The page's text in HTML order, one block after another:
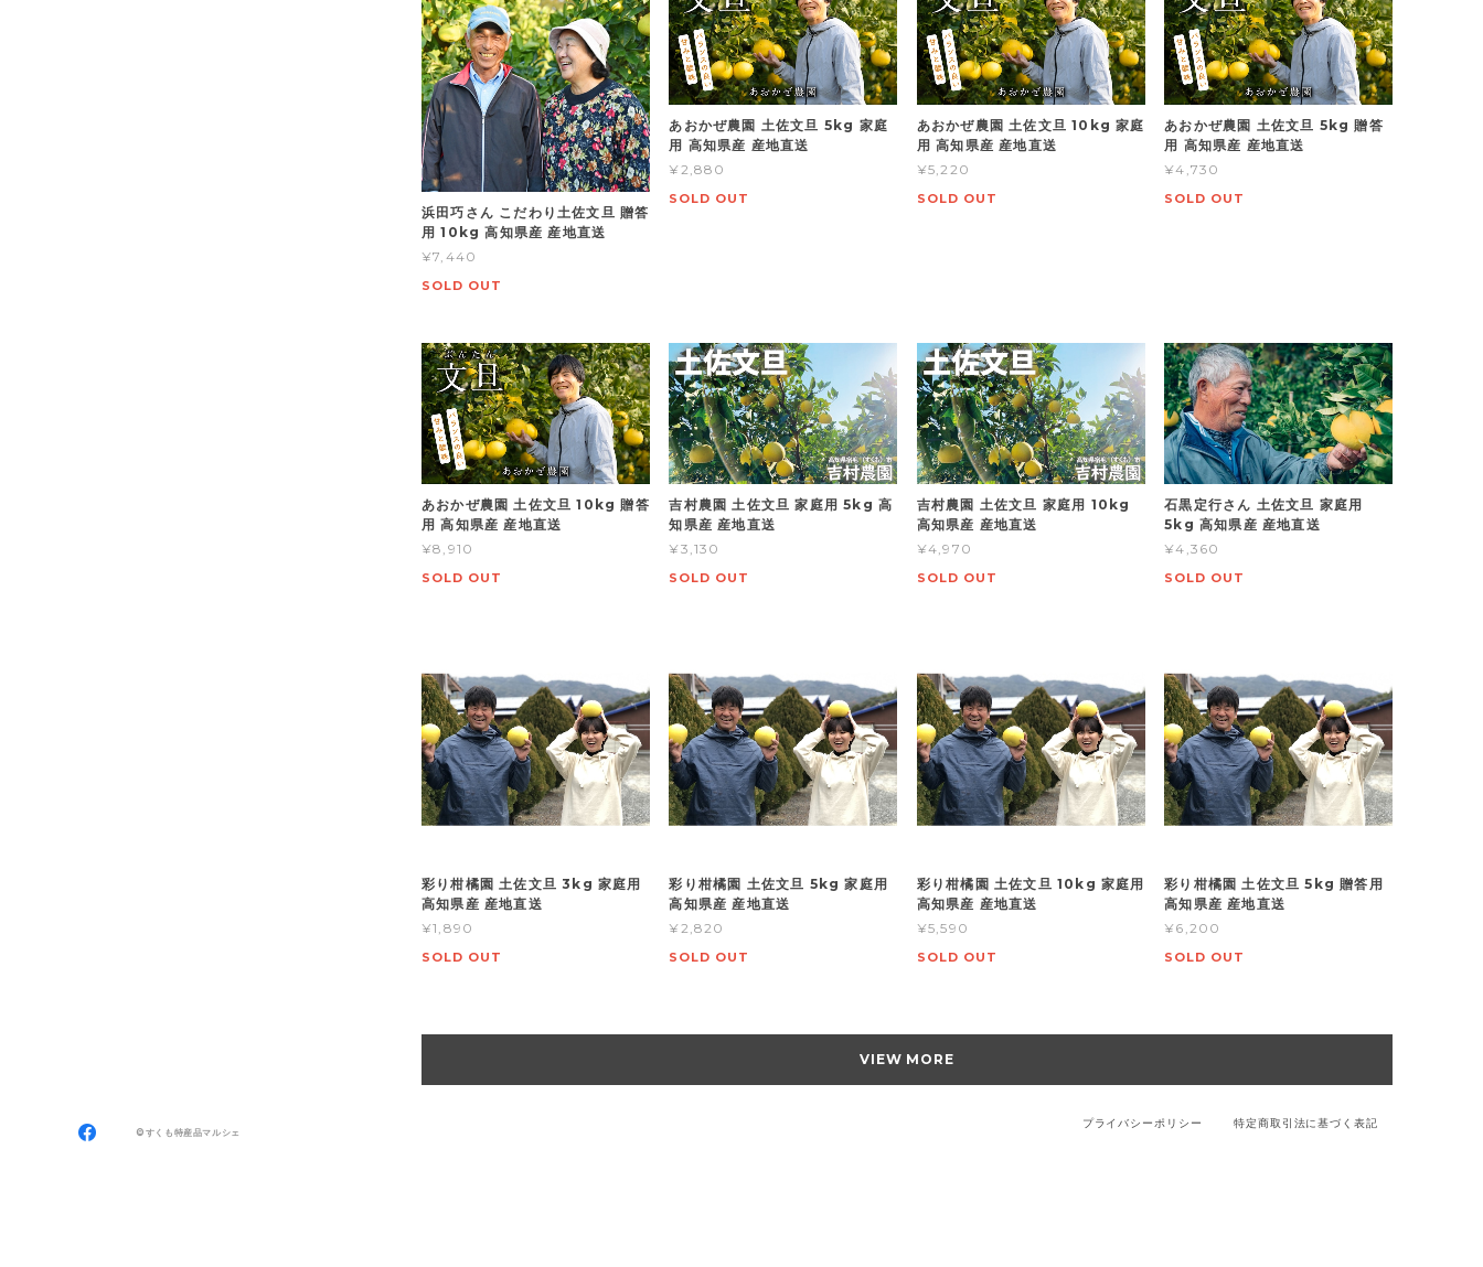
浜田巧さん こだわり土佐文旦 贈答
用 10kg 高知県産 産地直送
¥7,440
SOLD OUT
あおかぜ農園 土佐文旦 5kg 家庭
用 高知県産 産地直送
¥2,880
SOLD OUT
あおかぜ農園 土佐文旦 10kg 家庭
用 高知県産 産地直送
¥5,220
SOLD OUT
あおかぜ農園 土佐文旦 5kg 贈答
用 高知県産 産地直送
¥4,730
SOLD OUT
あおかぜ農園 土佐文旦 10kg 贈答
用 高知県産 産地直送
¥8,910
SOLD OUT
吉村農園 土佐文旦 家庭用 5kg 高
知県産 産地直送
¥3,130
SOLD OUT
吉村農園 土佐文旦 家庭用 10kg
高知県産 産地直送
¥4,970
SOLD OUT
石黒定行さん 土佐文旦 家庭用
5kg 高知県産 産地直送
¥4,360
SOLD OUT
彩り柑橘園 土佐文旦 3kg 家庭用
高知県産 産地直送
¥1,890
SOLD OUT
彩り柑橘園 土佐文旦 5kg 家庭用
高知県産 産地直送
¥2,820
SOLD OUT
彩り柑橘園 土佐文旦 10kg 家庭用
高知県産 産地直送
¥5,590
SOLD OUT
彩り柑橘園 土佐文旦 5kg 贈答用
高知県産 産地直送
¥6,200
SOLD OUT
VIEW MORE
プライバシーポリシー 特定商取引法に基づく表記
©すくも特産品マルシェ